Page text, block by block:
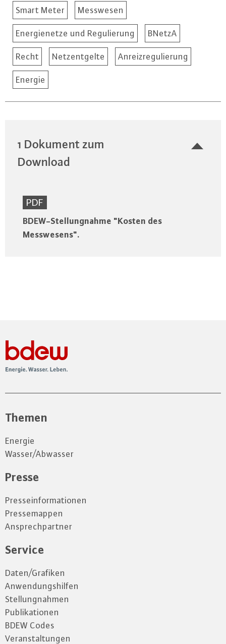
Smart Meter Messwesen
Energienetze und Regulierung BNetzA
Recht Netzentgelte Anreizregulierung
Energie
1 Dokument zum
Download
PDF
BDEW-Stellungnahme "Kosten des
Messwesens".
Themen
Energie
Wasser/Abwasser
Presse
Presseinformationen
Pressemappen
Ansprechpartner
Service
Daten/Grafiken
Anwendungshilfen
Stellungnahmen
Publikationen
BDEW Codes
Veranstaltungen